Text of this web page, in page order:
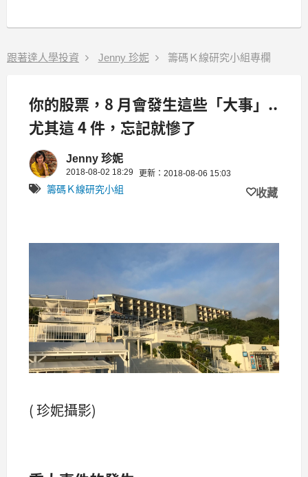
跟著達人學投資 Jenny 珍妮 籌碼Ｋ線研究小組專欄
你的股票，8 月會發生這些「大事」..
尤其這 4 件，忘記就慘了
Jenny 珍妮
2018-08-02 18:29 更新：2018-08-06 15:03
籌碼Ｋ線研究小組 收藏
( 珍妮攝影)